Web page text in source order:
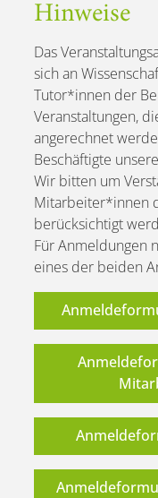
Hinweise
Das
sich an
Tutor*innen der
Veranstaltungen,
angerechnet
Beschäftigte
Wir bitten um
Mitarbeiter*innen
berücksichtigt
Für Anmeldungen
eines der beiden